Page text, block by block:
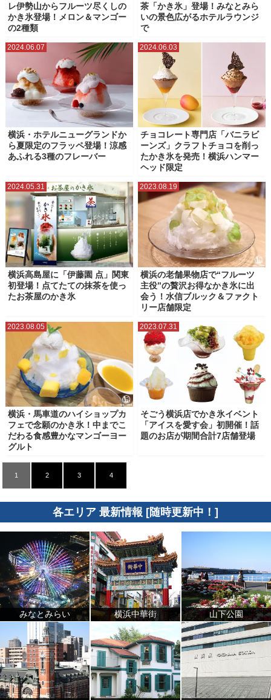
レ伊勢山からフルーツ尽くしの
かき氷登場！メロン＆マンゴー
の2種類
茶「かき氷」登場！みなとみら
いの景色広がるホテルラウンジ
で
2024.06.07
横浜・ホテルニューグランドか
ら夏限定のフラッペ登場！涼感
あふれる3種のフレーバー
2024.06.03
チョコレート専門店「バニラビ
ーンズ」クラフトチョコを削っ
たかき氷を発売！横浜ハンマー
ヘッド限定
2024.05.31
横浜高島屋に「伊藤園 点」関東
初登場！点てたての抹茶を使っ
たお茶屋のかき氷
2023.08.19
横浜の老舗果物店で“フルーツ
主役”の贅沢お得なかき氷に出
会う！水信ブルック＆ファクト
リー店舗限定
2023.08.05
横浜・馬車道のハイショップカ
フェで念願のかき氷！中までこ
だわる食感豊かなマンゴーヨー
グルト
2023.07.31
そごう横浜店でかき氷イベント
「アイスを愛す会」初開催！話
題のお店が期間合計7店舗登場
1 2 3 4
各エリア 最新情報 [随時更新中！]
みなとみらい 横浜中華街 山下公園